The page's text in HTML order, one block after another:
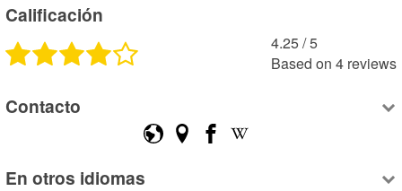
Calificación
4.25 /5
Based on 4 reviews
Contacto
En otros idiomas